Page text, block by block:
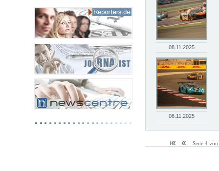
08.11.2025
08.11.2025
Seite 4 von